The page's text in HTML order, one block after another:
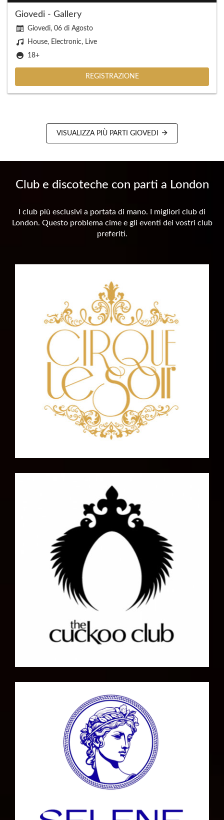
Giovedi - Gallery
Giovedi, 06 di Agosto
House, Electronic, Live
18+
REGISTRAZIONE
VISUALIZZA PIÙ PARTI GIOVEDI
Club e discoteche con parti a London
I club più esclusivi a portata di mano. I migliori club di
London. Questo problema cime e gli eventi dei vostri club
preferiti.